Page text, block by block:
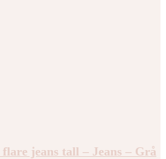
jeans tall – Jeans – Grå